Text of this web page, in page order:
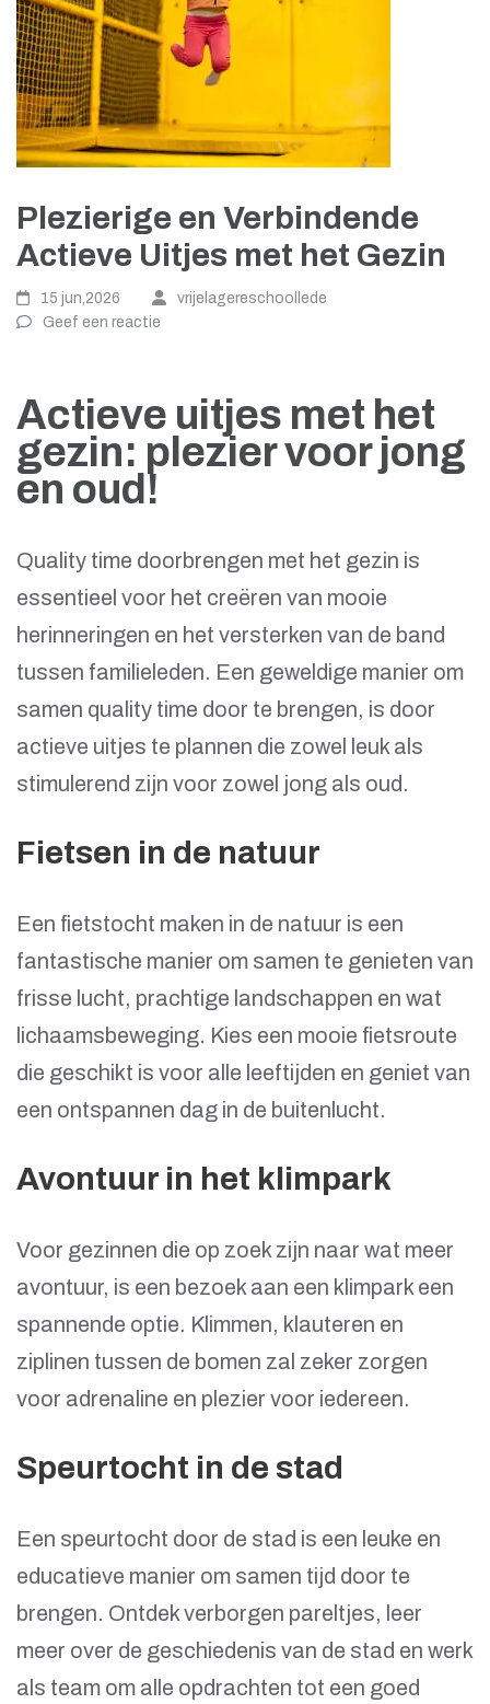
Plezierige en Verbindende
Actieve Uitjes met het Gezin
15 jun,2026
vrijelagereschoollede
Geef een reactie
Actieve uitjes met het
gezin: plezier voor jong
en oud!
Quality time doorbrengen met het gezin is
essentieel voor het creëren van mooie
herinneringen en het versterken van de band
tussen familieleden. Een geweldige manier om
samen quality time door te brengen, is door
actieve uitjes te plannen die zowel leuk als
stimulerend zijn voor zowel jong als oud.
Fietsen in de natuur
Een fietstocht maken in de natuur is een
fantastische manier om samen te genieten van
frisse lucht, prachtige landschappen en wat
lichaamsbeweging. Kies een mooie fietsroute
die geschikt is voor alle leeftijden en geniet van
een ontspannen dag in de buitenlucht.
Avontuur in het klimpark
Voor gezinnen die op zoek zijn naar wat meer
avontuur, is een bezoek aan een klimpark een
spannende optie. Klimmen, klauteren en
ziplinen tussen de bomen zal zeker zorgen
voor adrenaline en plezier voor iedereen.
Speurtocht in de stad
Een speurtocht door de stad is een leuke en
educatieve manier om samen tijd door te
brengen. Ontdek verborgen pareltjes, leer
meer over de geschiedenis van de stad en werk
als team om alle opdrachten tot een goed